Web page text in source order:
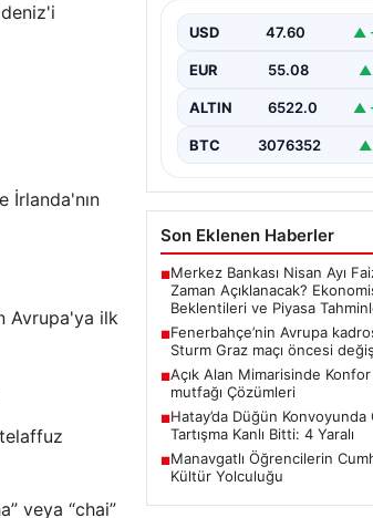
İrlanda'nın
Avrupa'ya ilk
veya “chai”
USD 47.60 ▲
EUR 55.08 ▲
ALTIN 6522.0 ▲
BTC 3076352 ▲
Son Eklenen Haberler
■Merkez Bankası Nisan Ayı
Zaman Açıklanacak?
Beklentileri ve Piyasa
■Fenerbahçe’nin Avrupa
Sturm Graz maçı öncesi
■Açık Alan Mimarisinde
mutfağı Çözümleri
■Hatay’da Düğün Konvoyunda
Tartışma Kanlı Bitti: 4 Yaralı
■Manavgatlı Öğrencilerin
Kültür Yolculuğu